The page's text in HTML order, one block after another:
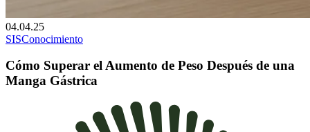
04.04.25
SISConocimiento
Cómo Superar el Aumento de Peso Después de una
Manga Gástrica